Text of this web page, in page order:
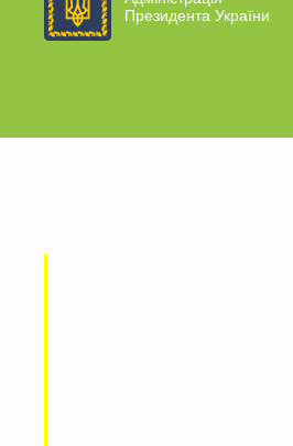
Президента України